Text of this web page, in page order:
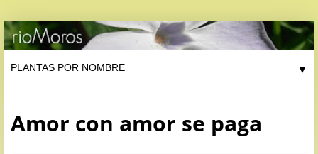
▼
Amor con amor se paga